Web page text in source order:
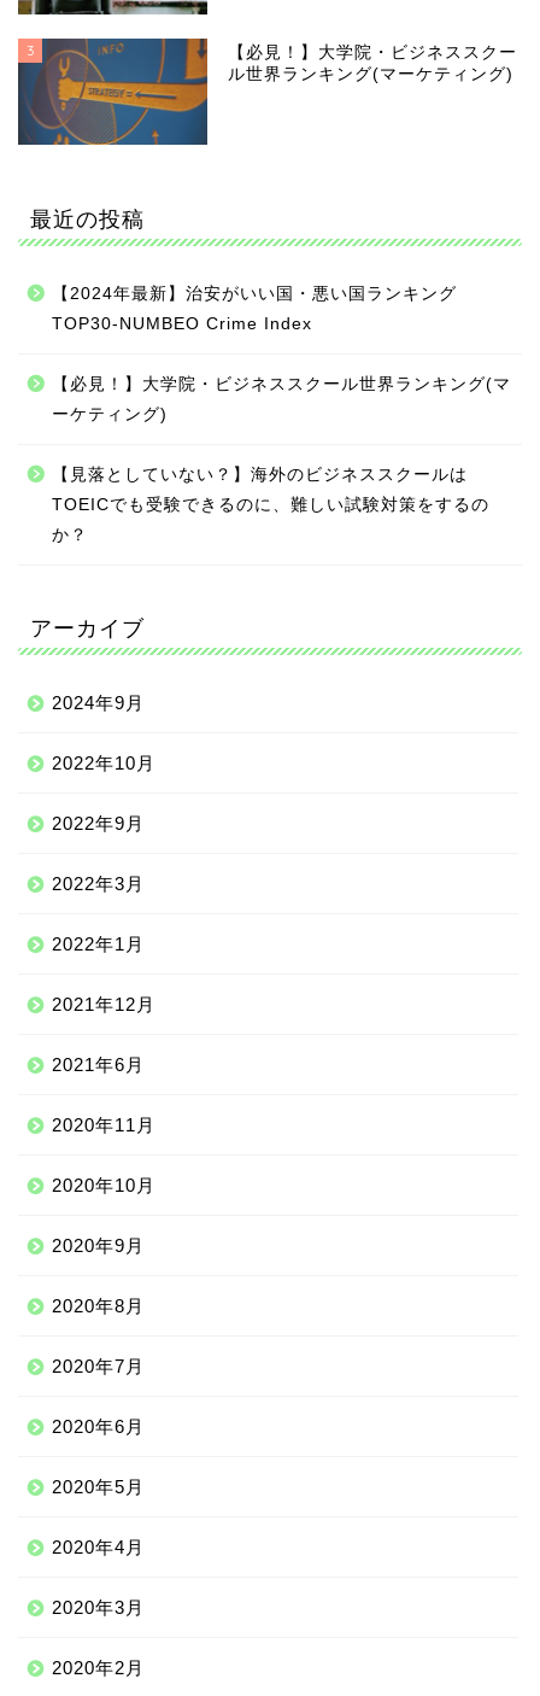
3
【必見！】大学院・ビジネススクー
ル世界ランキング(マーケティング)
最近の投稿
【2024年最新】治安がいい国・悪い国ランキング
TOP30-NUMBEO Crime Index
【必見！】大学院・ビジネススクール世界ランキング(マ
ーケティング)
【見落としていない？】海外のビジネススクールは
TOEICでも受験できるのに、難しい試験対策をするの
か？
アーカイブ
2024年9月
2022年10月
2022年9月
2022年3月
2022年1月
2021年12月
2021年6月
2020年11月
2020年10月
2020年9月
2020年8月
2020年7月
2020年6月
2020年5月
2020年4月
2020年3月
2020年2月